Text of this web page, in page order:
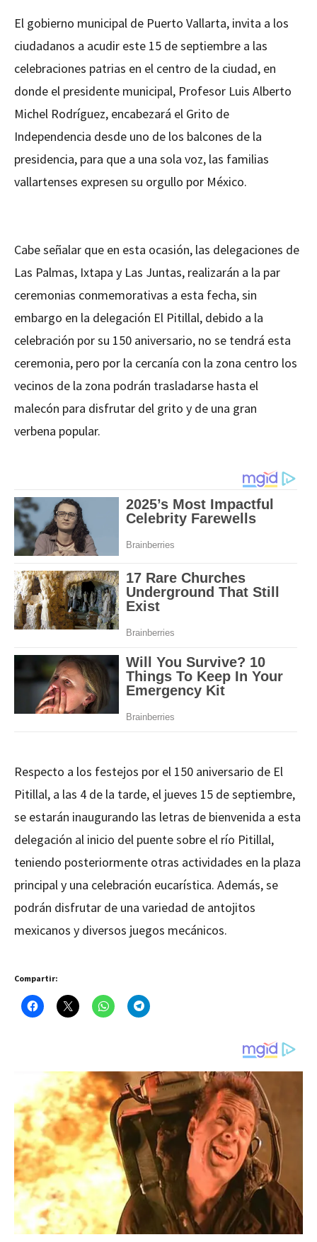
El gobierno municipal de Puerto Vallarta, invita a los
ciudadanos a acudir este 15 de septiembre a las
celebraciones patrias en el centro de la ciudad, en
donde el presidente municipal, Profesor Luis Alberto
Michel Rodríguez, encabezará el Grito de
Independencia desde uno de los balcones de la
presidencia, para que a una sola voz, las familias
vallartenses expresen su orgullo por México.
Cabe señalar que en esta ocasión, las delegaciones de
Las Palmas, Ixtapa y Las Juntas, realizarán a la par
ceremonias conmemorativas a esta fecha, sin
embargo en la delegación El Pitillal, debido a la
celebración por su 150 aniversario, no se tendrá esta
ceremonia, pero por la cercanía con la zona centro los
vecinos de la zona podrán trasladarse hasta el
malecón para disfrutar del grito y de una gran
verbena popular.
Respecto a los festejos por el 150 aniversario de El
Pitillal, a las 4 de la tarde, el jueves 15 de septiembre,
se estarán inaugurando las letras de bienvenida a esta
delegación al inicio del puente sobre el río Pitillal,
teniendo posteriormente otras actividades en la plaza
principal y una celebración eucarística. Además, se
podrán disfrutar de una variedad de antojitos
mexicanos y diversos juegos mecánicos.
Compartir: